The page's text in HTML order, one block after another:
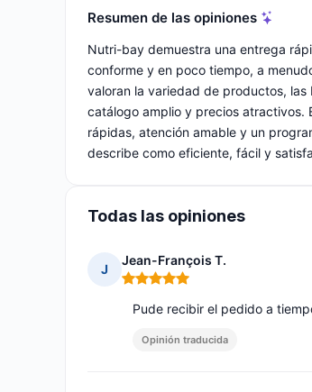
Resumen de las opiniones
Nutri-bay demuestra una entrega
conforme y en poco tiempo, a
valoran la variedad de productos,
catálogo amplio y precios atractivos.
rápidas, atención amable y un
describe como eficiente, fácil y
Todas las opiniones
J
Jean-François T.
Nota: 5 de 5
Pude recibir el pedido a
Opinión traducida